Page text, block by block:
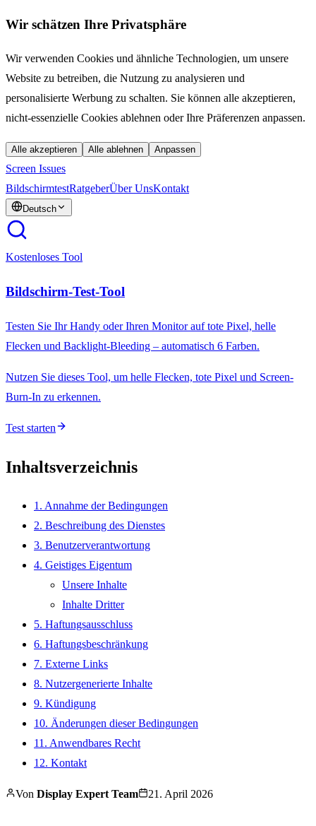
Wir schätzen Ihre Privatsphäre
Wir verwenden Cookies und ähnliche Technologien, um unsere
Website zu betreiben, die Nutzung zu analysieren und
personalisierte Werbung zu schalten. Sie können alle akzeptieren,
nicht-essenzielle Cookies ablehnen oder Ihre Präferenzen anpassen.
Alle akzeptieren Alle ablehnen Anpassen
Screen Issues
BildschirmtestRatgeberÜber UnsKontakt
Deutsch
Kostenloses Tool
Bildschirm-Test-Tool
Testen Sie Ihr Handy oder Ihren Monitor auf tote Pixel, helle
Flecken und Backlight-Bleeding – automatisch 6 Farben.
Nutzen Sie dieses Tool, um helle Flecken, tote Pixel und Screen-
Burn-In zu erkennen.
Test starten
Inhaltsverzeichnis
1. Annahme der Bedingungen
2. Beschreibung des Dienstes
3. Benutzerverantwortung
4. Geistiges Eigentum
Unsere Inhalte
Inhalte Dritter
5. Haftungsausschluss
6. Haftungsbeschränkung
7. Externe Links
8. Nutzergenerierte Inhalte
9. Kündigung
10. Änderungen dieser Bedingungen
11. Anwendbares Recht
12. Kontakt
Von Display Expert Team 21. April 2026